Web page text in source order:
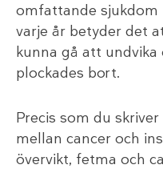
omfattande sjukdom
varje år betyder det
kunna gå att
plockades bort.
Precis som du
mellan cancer och
övervikt, fetma och